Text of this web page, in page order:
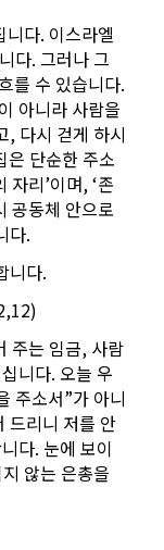
다. 이스라엘
다. 그러나 그
를 수 있습니다.
아니라 사람을
, 다시 걷게 하시
은 단순한 주소
자리’이며, ‘존
공동체 안으로
다.
니다.
주는 임금, 사람
니다. 오늘 우
주소서”가 아니
드리니 저를 안
다. 눈에 보이
않는 은총을